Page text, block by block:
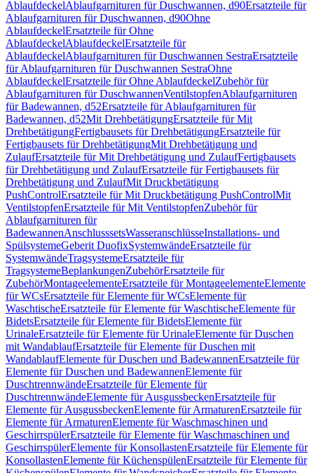
AblaufdeckelAblaufgarnituren für Duschwannen, d90Ersatzteile für
Ablaufgarnituren für Duschwannen, d90Ohne
AblaufdeckelErsatzteile für Ohne
AblaufdeckelAblaufdeckelErsatzteile für
AblaufdeckelAblaufgarnituren für Duschwannen SestraErsatzteile
für Ablaufgarnituren für Duschwannen SestraOhne
AblaufdeckelErsatzteile für Ohne AblaufdeckelZubehör für
Ablaufgarnituren für DuschwannenVentilstopfenAblaufgarnituren
für Badewannen, d52Ersatzteile für Ablaufgarnituren für
Badewannen, d52Mit DrehbetätigungErsatzteile für Mit
DrehbetätigungFertigbausets für DrehbetätigungErsatzteile für
Fertigbausets für DrehbetätigungMit Drehbetätigung und
ZulaufErsatzteile für Mit Drehbetätigung und ZulaufFertigbausets
für Drehbetätigung und ZulaufErsatzteile für Fertigbausets für
Drehbetätigung und ZulaufMit Druckbetätigung
PushControlErsatzteile für Mit Druckbetätigung PushControlMit
VentilstopfenErsatzteile für Mit VentilstopfenZubehör für
Ablaufgarnituren für
BadewannenAnschlusssetsWasseranschlüsseInstallations- und
SpülsystemeGeberit DuofixSystemwändeErsatzteile für
SystemwändeTragsystemeErsatzteile für
TragsystemeBeplankungenZubehörErsatzteile für
ZubehörMontageelementeErsatzteile für MontageelementeElemente
für WCsErsatzteile für Elemente für WCsElemente für
WaschtischeErsatzteile für Elemente für WaschtischeElemente für
BidetsErsatzteile für Elemente für BidetsElemente für
UrinaleErsatzteile für Elemente für UrinaleElemente für Duschen
mit WandablaufErsatzteile für Elemente für Duschen mit
WandablaufElemente für Duschen und BadewannenErsatzteile für
Elemente für Duschen und BadewannenElemente für
DuschtrennwändeErsatzteile für Elemente für
DuschtrennwändeElemente für AusgussbeckenErsatzteile für
Elemente für AusgussbeckenElemente für ArmaturenErsatzteile für
Elemente für ArmaturenElemente für Waschmaschinen und
GeschirrspülerErsatzteile für Elemente für Waschmaschinen und
GeschirrspülerElemente für KonsollastenErsatzteile für Elemente für
KonsollastenElemente für KüchenspülenErsatzteile für Elemente für